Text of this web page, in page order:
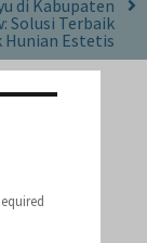
di Kabupaten
Solusi Terbaik
Hunian Estetis